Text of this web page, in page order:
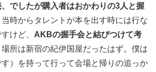
でしたが購入者はおかわりの3人と握
時からタレントが本を出す時には行な
けど、 AKBの握手会と結びつけて考
場所は新宿の紀伊国屋だったはず。僕は
）を持って行って会場と帰りの追っか